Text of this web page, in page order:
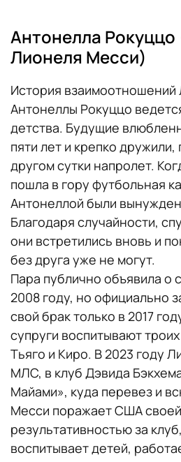
Антонелла
Лионеля Месси)
История
Антонеллы Рокуццо
детства. Будущие
пяти лет и крепко дружили,
другом сутки напролет.
пошла в гору футбольная
Антонеллой были
Благодаря случайности,
они встретились вновь и
без друга уже не могут.
Пара публично объявила о
2008 году, но официально
свой брак только в 2017
супруги воспитывают
Тьяго и Киро. В 2023 году
МЛС, в клуб Дэвида
Майами», куда перевез и
Месси поражает США своей
результативностью за
воспитывает детей,